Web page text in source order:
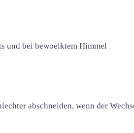
und bei bewoelktem Himmel
abschneiden, wenn der